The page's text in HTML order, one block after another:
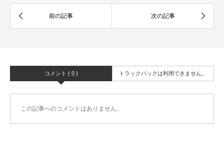
コメント ( 0 ) トラックバックは利用できません。
この記事へのコメントはありません。